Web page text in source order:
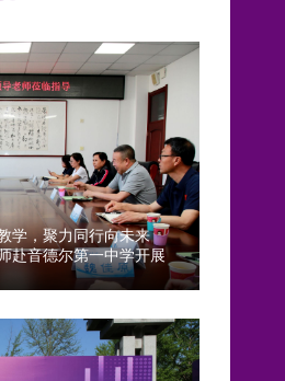
学，聚力同行向未来
音德尔第一中学开展